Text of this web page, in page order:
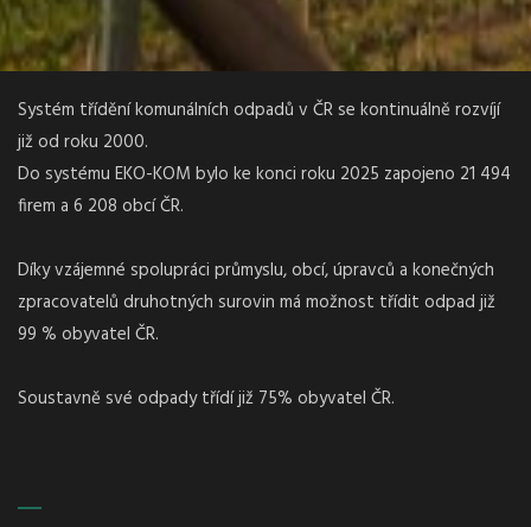
Systém třídění komunálních odpadů v ČR se kontinuálně rozvíjí
již od roku 2000.
Do systému EKO-KOM bylo ke konci roku 2025 zapojeno 21 494
firem a 6 208 obcí ČR.
Díky vzájemné spolupráci průmyslu, obcí, úpravců a konečných
zpracovatelů druhotných surovin má možnost třídit odpad již
99 % obyvatel ČR.
Soustavně své odpady třídí již 75% obyvatel ČR.